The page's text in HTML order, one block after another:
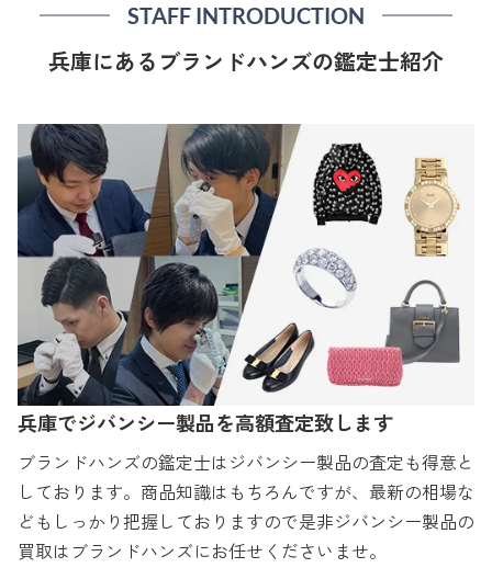
STAFF INTRODUCTION
兵庫にあるブランドハンズの鑑定士紹介
兵庫でジバンシー製品を高額査定致します
ブランドハンズの鑑定士はジバンシー製品の査定も得意と
しております。商品知識はもちろんですが、最新の相場な
どもしっかり把握しておりますので是非ジバンシー製品の
買取はブランドハンズにお任せくださいませ。